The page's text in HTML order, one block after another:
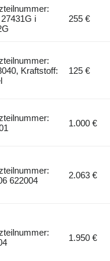
i
255 €
Kraftstoff:
125 €
1.000 €
622004
2.063 €
1.950 €